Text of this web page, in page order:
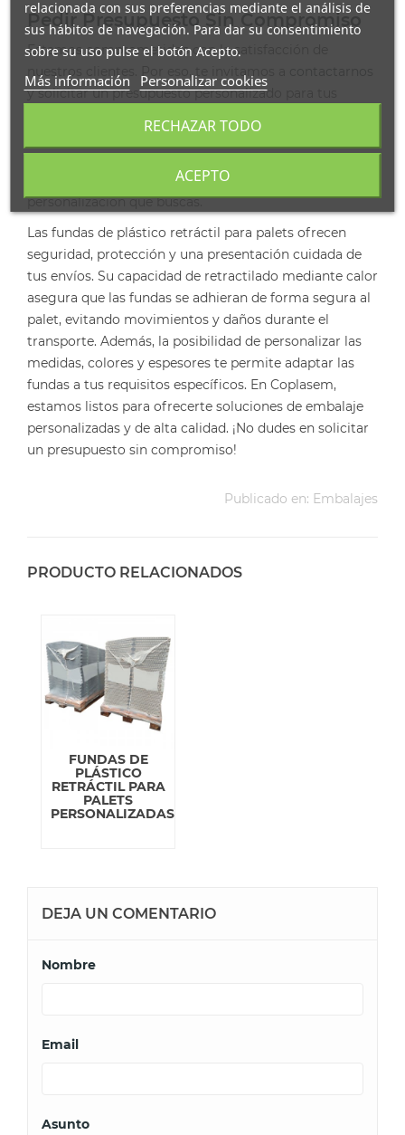
Pedir Presupuesto Sin Compromiso
Estamos comprometidos con la satisfacción de
nuestros clientes. Por eso, te invitamos a
y solicitar un presupuesto personalizado para tus
estará encantado de asesorarte y proporcionarte la
solución de embalaje que mejor se adapte a tus
necesidades, garantizando la calidad, seguridad y
personalización que buscas.
Las fundas de plástico retráctil para palets ofrecen
seguridad, protección y una presentación cuidada de
tus envíos. Su capacidad de retractilado mediante calor
asegura que las fundas se adhieran de forma segura al
palet, evitando movimientos y daños durante el
transporte. Además, la posibilidad de personalizar las
medidas, colores y espesores te permite adaptar las
fundas a tus requisitos específicos. En Coplasem,
estamos listos para ofrecerte soluciones de embalaje
personalizadas y de alta calidad. ¡No dudes en solicitar
un presupuesto sin compromiso!
Publicado en: Embalajes
PRODUCTO RELACIONADOS
FUNDAS DE
PLÁSTICO
RETRÁCTIL PARA
PALETS
PERSONALIZADAS
DEJA UN COMENTARIO
Nombre
Email
Asunto
relacionada con sus preferencias mediante el análisis de
sus hábitos de navegación. Para dar su consentimiento
sobre su uso pulse el botón Acepto.
Más información Personalizar cookies
RECHAZAR TODO
ACEPTO